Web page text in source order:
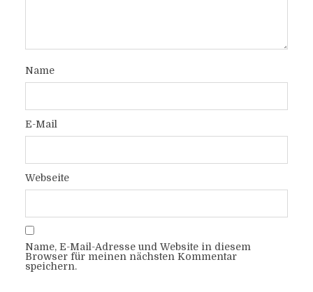
Name
E-Mail
Webseite
Name, E-Mail-Adresse und Website in diesem
Browser für meinen nächsten Kommentar
speichern.